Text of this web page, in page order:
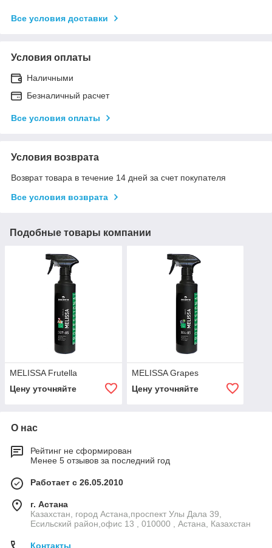
Все условия доставки
Условия оплаты
Наличными
Безналичный расчет
Все условия оплаты
Условия возврата
Возврат товара в течение 14 дней за счет покупателя
Все условия возврата
Подобные товары компании
MELISSA Frutella
Цену уточняйте
MELISSA Grapes
Цену уточняйте
О нас
Рейтинг не сформирован
Менее 5 отзывов за последний год
Работает с 26.05.2010
г. Астана
Казахстан, город Астана,проспект Улы Дала 39,
Есильский район,офис 13 , 010000 , Астана, Казахстан
Контакты